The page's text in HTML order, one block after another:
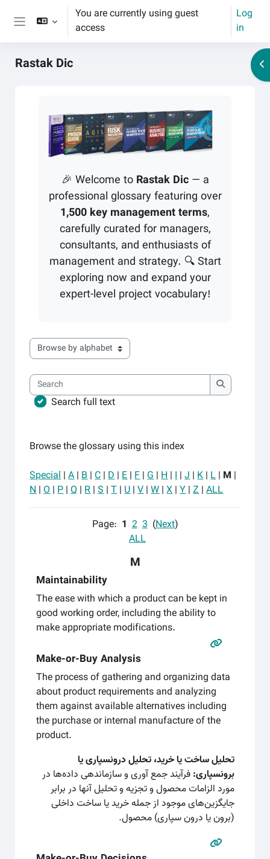
Skip to main contentYou are currently using guest
access
Log
in
Rastak Dic
🎉 Welcome toRastak Dic— a
professional glossary featuring over
1,500 key management terms,
carefully curated for managers,
consultants, and enthusiasts of
management and strategy. 🔍 Start
exploring now and expand your
expert-level project vocabulary!
Browse the glossary using this index
Search
Search
Search full text
Browse the glossary using this index
Special|A|B|C|D|E|F|G|H|I|J|K|L| M |
N|O|P|Q |R|S|T|U|V|W|X|Y|Z|ALL
Page: 1 2 3(Next)
ALL
M
Maintainability
The ease with which a product can be kept in
good working order, including the ability to
make appropriate modifications.
Make-or-Buy Analysis
The process of gathering and organizing data
about product requirements and analyzing
them against available alternatives including
the purchase or internal manufacture of the
product.
تحلیل ساخت یا خرید، تحلیل درونسپاری یا
برونسپاری:فرآیند جمع آوری و سازماندهی داده‌ها در
مورد الزامات محصول و تجزیه و تحلیل آنها در برابر
جایگزین‌های موجود از جمله خرید یا ساخت داخلی
(برون یا درون سپاری) محصول.